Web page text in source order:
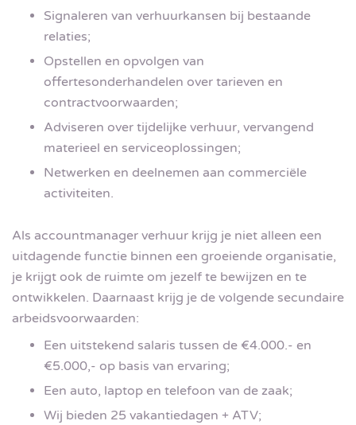
Signaleren van verhuurkansen bij bestaande
relaties;
Opstellen en opvolgen van
offertesonderhandelen over tarieven en
contractvoorwaarden;
Adviseren over tijdelijke verhuur, vervangend
materieel en serviceoplossingen;
Netwerken en deelnemen aan commerciële
activiteiten.
Als accountmanager verhuur krijg je niet alleen een
uitdagende functie binnen een groeiende organisatie,
je krijgt ook de ruimte om jezelf te bewijzen en te
ontwikkelen. Daarnaast krijg je de volgende secundaire
arbeidsvoorwaarden:
Een uitstekend salaris tussen de €4.000.- en
€5.000,- op basis van ervaring;
Een auto, laptop en telefoon van de zaak;
Wij bieden 25 vakantiedagen + ATV;